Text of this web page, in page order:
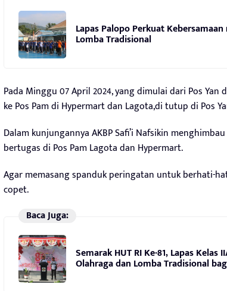
Lapas Palopo Perkuat
Lomba Tradisional
Pada Minggu 07 April 2024, yang dimulai dari Pos
ke Pos Pam di Hypermart dan Lagota,di tutup di Pos
Dalam kunjungannya AKBP Safi’i Nafsikin
bertugas di Pos Pam Lagota dan Hypermart.
Agar memasang spanduk peringatan untuk berhati-
copet.
Baca Juga:
Semarak HUT RI Ke-81, Lapas Kelas
Olahraga dan Lomba Tradisional